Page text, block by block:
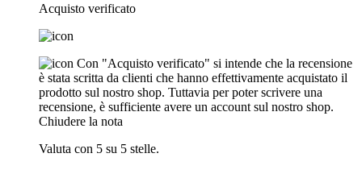
Acquisto verificato
Con "Acquisto verificato" si intende che la recensione
è stata scritta da clienti che hanno effettivamente acquistato il
prodotto sul nostro shop. Tuttavia per poter scrivere una
recensione, è sufficiente avere un account sul nostro shop.
Chiudere la nota
Valuta con 5 su 5 stelle.